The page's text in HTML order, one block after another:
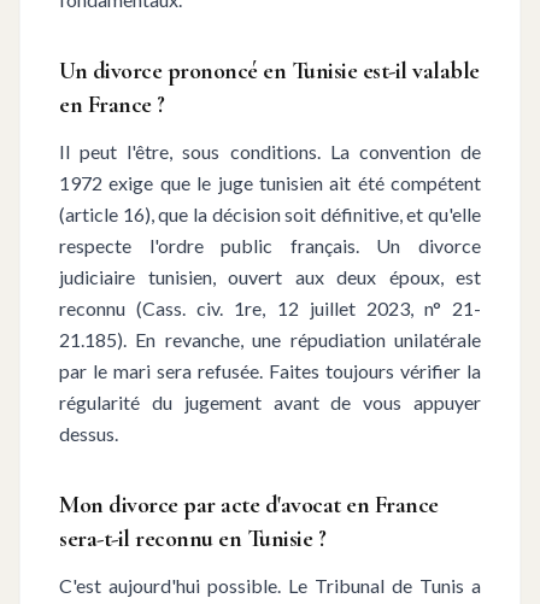
Un divorce prononcé en Tunisie est-il valable
en France ?
Il peut l'être, sous conditions. La convention de
1972 exige que le juge tunisien ait été compétent
(article 16), que la décision soit définitive, et qu'elle
respecte l'ordre public français. Un divorce
judiciaire tunisien, ouvert aux deux époux, est
reconnu (Cass. civ. 1re, 12 juillet 2023, n° 21-
21.185). En revanche, une répudiation unilatérale
par le mari sera refusée. Faites toujours vérifier la
régularité du jugement avant de vous appuyer
dessus.
Mon divorce par acte d'avocat en France
sera-t-il reconnu en Tunisie ?
C'est aujourd'hui possible. Le Tribunal de Tunis a